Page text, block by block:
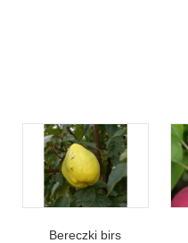
Bereczki birs